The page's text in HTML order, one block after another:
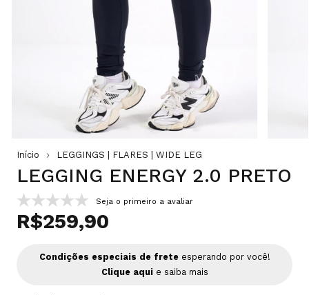
Início LEGGINGS | FLARES | WIDE LEG
LEGGING ENERGY 2.0 PRETO
Seja o primeiro a avaliar
R$259,90
Condições especiais de freteesperando por você!
Clique aquie saiba mais